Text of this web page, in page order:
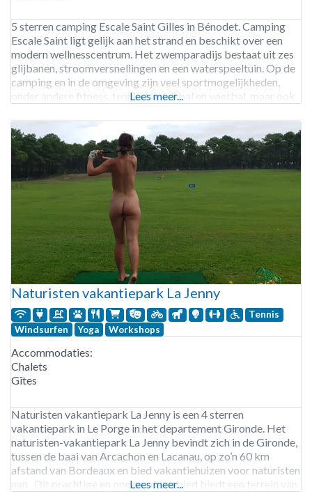
5 sterren camping Escale Saint Gilles in Bénodet. Camping
Escale Saint ligt gelijk aan het strand en beschikt over een
modern wellnesscentrum. Het zwemparadijs bestaat uit zes
glijbanen, stroomversnellingen en een waterspeeltuin. Op de
camping en in de omgeving zijn veel sportmogelijkheden,
onder andere fitness, tennis, basketbal en voetbal, maar ook
Lees meer...
Naturisten vakantiepark La Jenny
Tennis
Windsurfen
Yoga Workshops
Accommodaties:
Chalets
Gîtes
Naturisten vakantiepark La Jenny is een 4 sterren
vakantiepark in Le Porge in het departement Gironde. Het
naturisten-vakantiepark La Jenny bevindt zich in de Gironde,
tussen de baai van Arcachon en Lacanau, op zo’n 60 km
afstand van Bordeaux en bied vakantiehuizen voor naturisten
aan. Dit prachtige en ongerepte gebied biedt een terrein van
Lees meer...